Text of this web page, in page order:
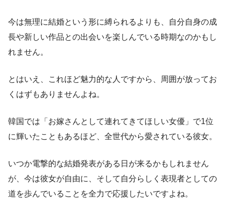
今は無理に結婚という形に縛られるよりも、自分自身の成
長や新しい作品との出会いを楽しんでいる時期なのかもし
れません。
とはいえ、これほど魅力的な人ですから、周囲が放ってお
くはずもありませんよね。
韓国では「お嫁さんとして連れてきてほしい女優」で1位
に輝いたこともあるほど、全世代から愛されている彼女。
いつか電撃的な結婚発表がある日が来るかもしれません
が、今は彼女が自由に、そして自分らしく表現者としての
道を歩んでいることを全力で応援したいですよね。